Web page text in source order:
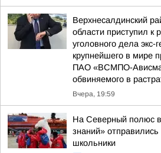
Верхнесалдинский
области приступил к
уголовного дела экс-
крупнейшего в мире
ПАО «ВСМПО-
обвиняемого в
Вчера, 19:59
На Северный полюс
знаний»
школьники